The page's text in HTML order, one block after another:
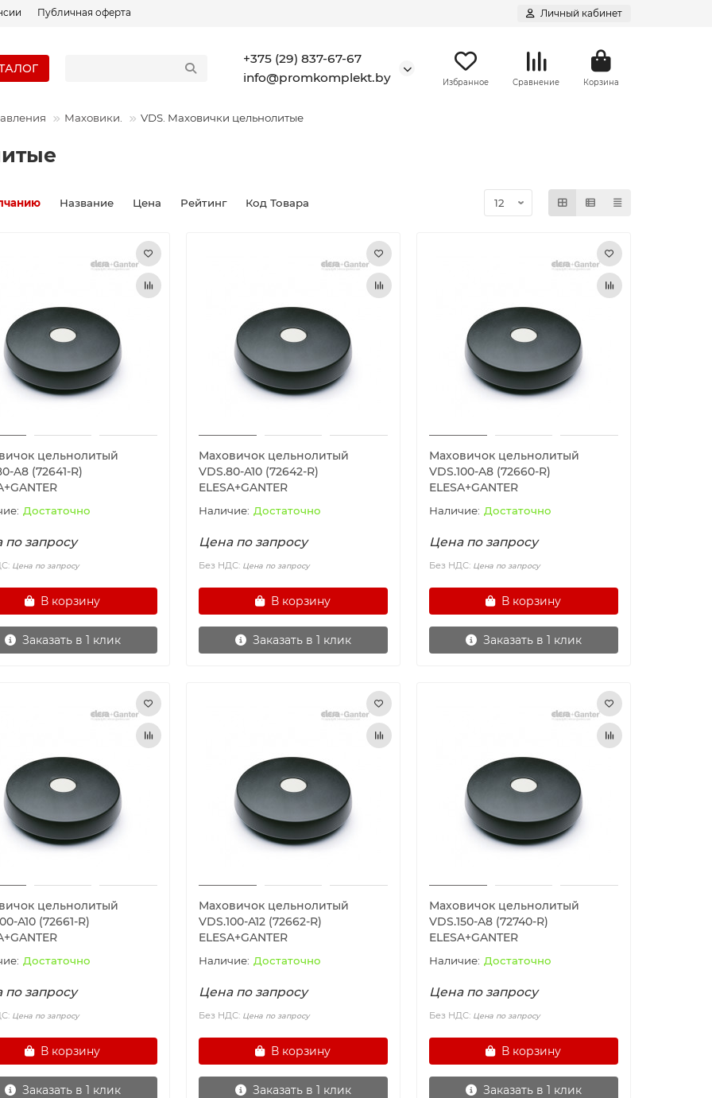
Публичная оферта Личный кабинет
+375 (29) 837-67-67
info@promkomplekt.by
Избранное Сравнение Корзина
Маховики. VDS. Маховички цельнолитые
Название Цена Рейтинг Код Товара
цельнолитый
A8 (72641-R)
Достаточно
по запросу
Цена по запросу
В корзину
Заказать в 1 клик
Маховичок цельнолитый
VDS.80-A10 (72642-R)
ELESA+GANTER
Достаточно
Цена по запросу
Без НДС: Цена по запросу
В корзину
Заказать в 1 клик
Маховичок цельнолитый
VDS.100-A8 (72660-R)
ELESA+GANTER
Достаточно
Цена по запросу
Без НДС: Цена по запросу
В корзину
Заказать в 1 клик
цельнолитый
A10 (72661-R)
Достаточно
по запросу
Цена по запросу
В корзину
Заказать в 1 клик
Маховичок цельнолитый
VDS.100-A12 (72662-R)
ELESA+GANTER
Достаточно
Цена по запросу
Без НДС: Цена по запросу
В корзину
Заказать в 1 клик
Маховичок цельнолитый
VDS.150-A8 (72740-R)
ELESA+GANTER
Достаточно
Цена по запросу
Без НДС: Цена по запросу
В корзину
Заказать в 1 клик